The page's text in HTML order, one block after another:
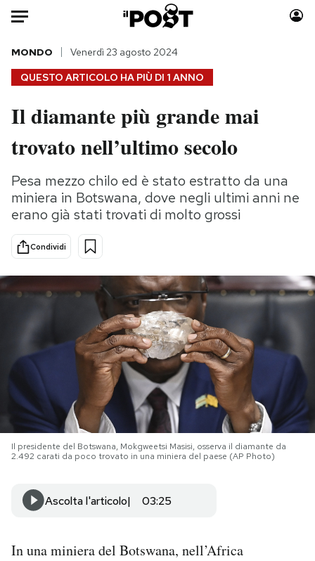
Auto
HOME
Italia
Politica
Tecnologia
Internet
Scienza
Cultura
Economia
Moda
Consumismi
Storie/Idee
Ok Boomer!
Media
Mondiali calcio 2026
PODCAST
I MIEI PREFERITI
QUESTO ARTICOLO HA PIÙ DI 1 ANNO
MONDO Venerdì 23 agosto 2024
Il diamante più grande mai
trovato nell’ultimo secolo
Pesa mezzo chilo ed è stato estratto da una
miniera in Botswana, dove negli ultimi anni ne
erano già stati trovati di molto grossi
Condividi
Il presidente del Botswana, Mokgweetsi Masisi, osserva il diamante da
2.492 carati da poco trovato in una miniera del paese (AP Photo)
Ascolta l'articolo 03:25
In una miniera del Botswana, nell’Africa